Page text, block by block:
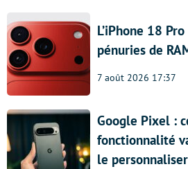
L’iPhone 18
pénuries de
7 août 2026 17:37
Google Pixel :
fonctionnalité
le